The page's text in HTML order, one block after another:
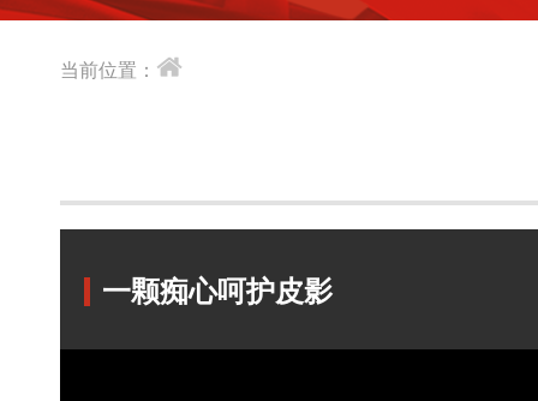
当前位置：
一颗痴心呵护皮影